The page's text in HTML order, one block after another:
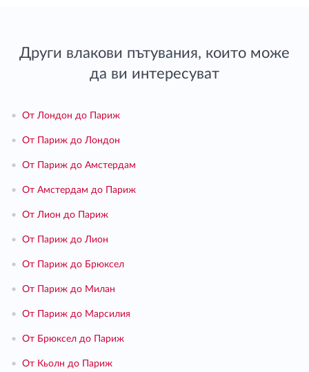
Други влакови пътувания, които може
да ви интересуват
• От Лондон до Париж
• От Париж до Лондон
• От Париж до Амстердам
• От Амстердам до Париж
• От Лион до Париж
• От Париж до Лион
• От Париж до Брюксел
• От Париж до Милан
• От Париж до Марсилия
• От Брюксел до Париж
• От Кьолн до Париж